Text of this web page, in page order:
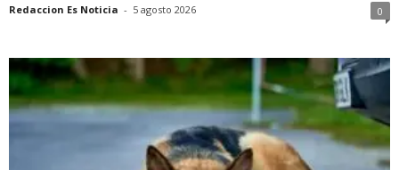
Redaccion Es Noticia - 5 agosto 2026 0